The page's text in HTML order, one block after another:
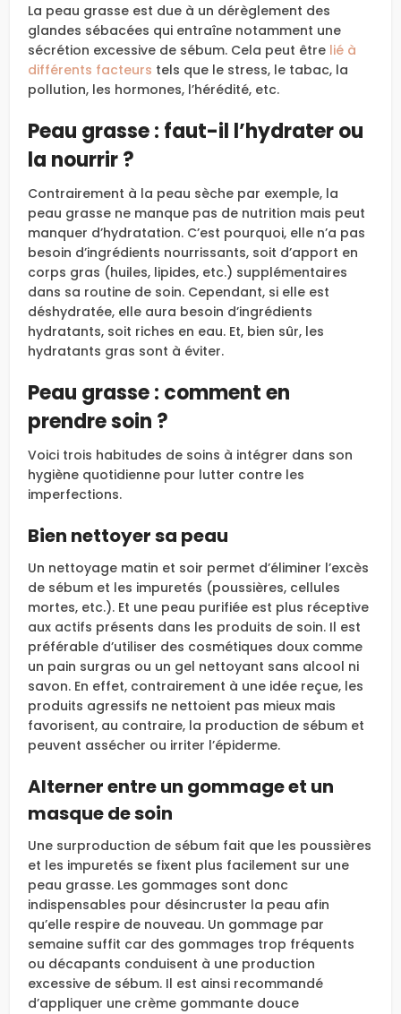
La peau grasse est due à un dérèglement des
glandes sébacées qui entraîne notamment une
sécrétion excessive de sébum. Cela peut être lié à
différents facteurs tels que le stress, le tabac, la
pollution, les hormones, l’hérédité, etc.
Peau grasse : faut-il l’hydrater ou
la nourrir ?
Contrairement à la peau sèche par exemple, la
peau grasse ne manque pas de nutrition mais peut
manquer d’hydratation. C’est pourquoi, elle n’a pas
besoin d’ingrédients nourrissants, soit d’apport en
corps gras (huiles, lipides, etc.) supplémentaires
dans sa routine de soin. Cependant, si elle est
déshydratée, elle aura besoin d’ingrédients
hydratants, soit riches en eau. Et, bien sûr, les
hydratants gras sont à éviter.
Peau grasse : comment en
prendre soin ?
Voici trois habitudes de soins à intégrer dans son
hygiène quotidienne pour lutter contre les
imperfections.
Bien nettoyer sa peau
Un nettoyage matin et soir permet d’éliminer l’excès
de sébum et les impuretés (poussières, cellules
mortes, etc.). Et une peau purifiée est plus réceptive
aux actifs présents dans les produits de soin. Il est
préférable d’utiliser des cosmétiques doux comme
un pain surgras ou un gel nettoyant sans alcool ni
savon. En effet, contrairement à une idée reçue, les
produits agressifs ne nettoient pas mieux mais
favorisent, au contraire, la production de sébum et
peuvent assécher ou irriter l’épiderme.
Alterner entre un gommage et un
masque de soin
Une surproduction de sébum fait que les poussières
et les impuretés se fixent plus facilement sur une
peau grasse. Les gommages sont donc
indispensables pour désincruster la peau afin
qu’elle respire de nouveau. Un gommage par
semaine suffit car des gommages trop fréquents
ou décapants conduisent à une production
excessive de sébum. Il est ainsi recommandé
d’appliquer une crème gommante douce